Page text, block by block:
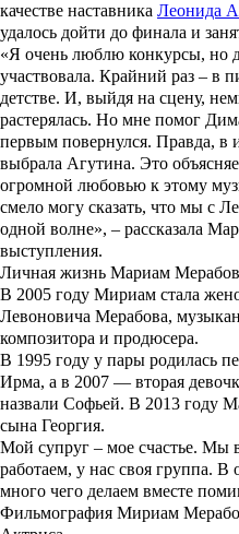
качестве наставника Леонида
удалось дойти до финала и
«Я очень люблю конкурсы, но
участвовала. Крайний раз – в
детстве. И, выйдя на сцену,
растерялась. Но мне помог
первым повернулся. Правда, в
выбрала Агутина. Это
огромной любовью к этому
смело могу сказать, что мы с
одной волне», – рассказала
выступления.
Личная жизнь Мариам
В 2005 году Мириам стала
Левоновича Мерабова,
композитора и продюсера.
В 1995 году у пары родилась
Ирма, а в 2007 — вторая
назвали Софьей. В 2013 году
сына Георгия.
Мой супруг – мое счастье. Мы
работаем, у нас своя группа.
много чего делаем вместе
Фильмография Мириам